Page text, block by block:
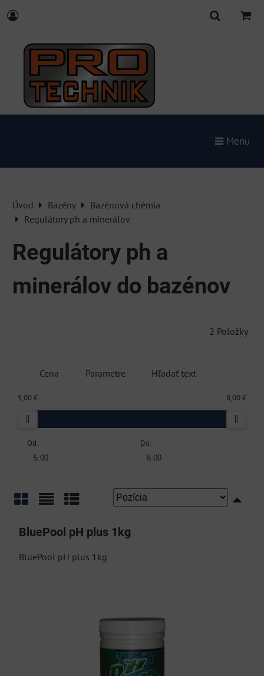
Menu
Úvod Bazény
Bazénová chémia
Regulátory ph a minerálov
Regulátory ph a
minerálov do bazénov
2 Položky
Cena Parametre Hľadať text
Od: Do:
5,00 € 8,00 €
BluePool pH plus 1kg
BluePool pH plus 1kg